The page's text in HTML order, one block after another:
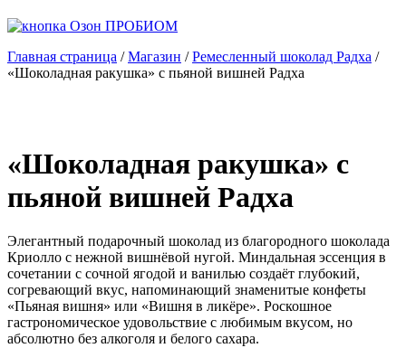
Главная страница /Магазин /Ремесленный шоколад Радха /
«Шоколадная ракушка» с пьяной вишней Радха
«Шоколадная ракушка» с
пьяной вишней Радха
Элегантный подарочный шоколад из благородного шоколада
Криолло с нежной вишнёвой нугой. Миндальная эссенция в
сочетании с сочной ягодой и ванилью создаёт глубокий,
согревающий вкус, напоминающий знаменитые конфеты
«Пьяная вишня» или «Вишня в ликёре». Роскошное
гастрономическое удовольствие с любимым вкусом, но
абсолютно без алкоголя и белого сахара.